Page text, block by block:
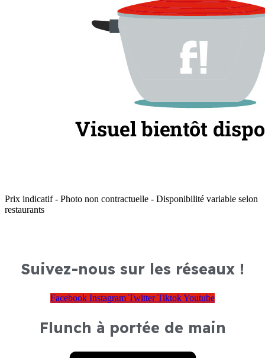
Prix indicatif - Photo non contractuelle - Disponibilité variable selon
restaurants
Suivez-nous sur les réseaux !
Facebook Instagram Twitter TiktokYoutube
Flunch à portée de main